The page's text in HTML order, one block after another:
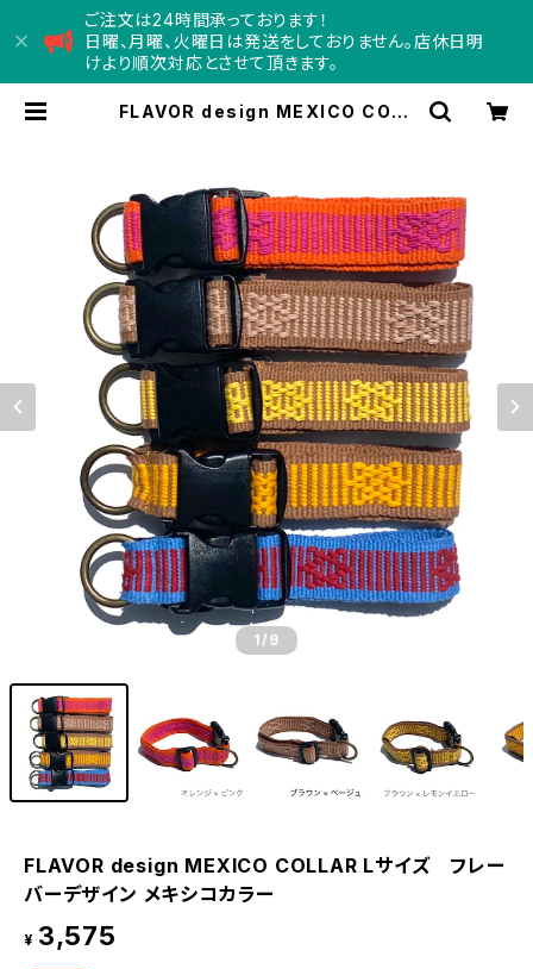
ご注文は24時間承っております！
日曜、月曜、火曜日は発送をしておりません。店休日明
けより順次対応とさせて頂きます。
FLAVOR design MEXICO COLL
tore -
1 /9
FLAVOR design MEXICO COLLAR Lサイズ フレー
バーデザイン メキシコカラー
¥ 3,575